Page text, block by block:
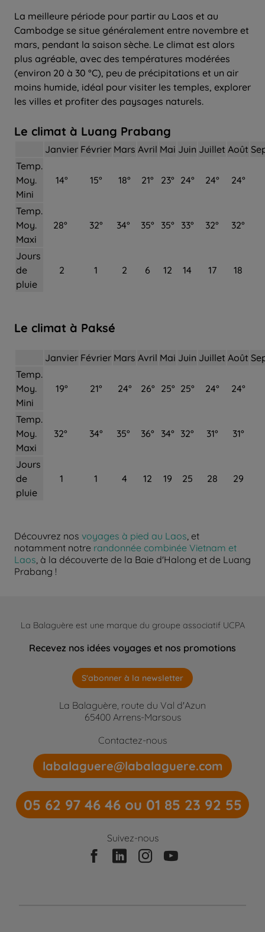
La meilleure période pour partir au Laos et au
Cambodge se situe généralement entre novembre et
mars, pendant la saison sèche. Le climat est alors
plus agréable, avec des températures modérées
(environ 20 à 30 °C), peu de précipitations et un air
moins humide, idéal pour visiter les temples, explorer
les villes et profiter des paysages naturels.
Le climat à Luang Prabang
Janvier Février Mars Avril Mai Juin Juillet Août
Temp.
Moy.
Mini
14° 15° 18° 21° 23° 24° 24° 24°
Temp.
Moy.
Maxi
28° 32° 34° 35° 35° 33° 32° 32°
Jours
de
pluie
2 1 2 6 12 14 17 18
Le climat à Paksé
Janvier Février Mars Avril Mai Juin Juillet Août
Temp.
Moy.
Mini
19° 21° 24° 26° 25° 25° 24° 24°
Temp.
Moy.
Maxi
32° 34° 35° 36° 34° 32° 31° 31°
Jours
de
pluie
1 1 4 12 19 25 28 29
Découvrez nos voyages à pied au Laos , et
notamment notre randonnée combinée Vietnam et
Laos , à la découverte de la Baie d'Halong et de Luang
Prabang !
La Balaguère est une marque du groupe associatif UCPA
Recevez nos idées voyages et nos promotions
S'abonner à la newsletter
La Balaguère, route du Val d'Azun
65400 Arrens-Marsous
Contactez-nous
labalaguere@labalaguere.com
05 62 97 46 46 ou 01 85 23 92 55
Suivez-nous